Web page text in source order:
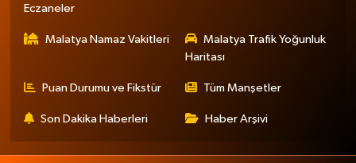
Eczaneler
Malatya Namaz Vakitleri
Malatya Trafik Yoğunluk
Haritası
Puan Durumu ve Fikstür Tüm Manşetler
Son Dakika Haberleri Haber Arşivi